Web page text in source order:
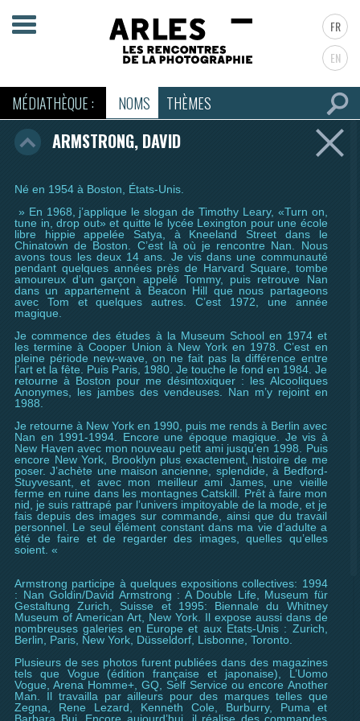
FR
EN
MÉDIATHÈQUE : NOMS THÈMES
ARMSTRONG, DAVID
Né en 1954 à Boston, États-Unis.
» En 1968, j’applique le slogan de Timothy Leary, «Turn on,
tune in, drop out» et quitte le lycée Lexington pour une école
libre hippie appelée Satya, à Kneeland Street dans le
Chinatown de Boston. C’est là où je rencontre Nan. Nous
avons tous les deux 14 ans. Je vis dans une communauté
pendant quelques années près de Harvard Square, tombe
amoureux d’un garçon appelé Tommy, puis retrouve Nan
dans un appartement à Beacon Hill que nous partageons
avec Tom et quelques autres. C’est 1972, une année
magique.
Je commence des études à la Museum School en 1974 et
les termine à Cooper Union à New York en 1978. C’est en
pleine période new-wave, on ne fait pas la différence entre
l’art et la fête. Puis Paris, 1980. Je touche le fond en 1984. Je
retourne à Boston pour me désintoxiquer : les Alcooliques
Anonymes, les jambes des vendeuses. Nan m’y rejoint en
1988.
Je retourne à New York en 1990, puis me rends à Berlin avec
Nan en 1991-1994. Encore une époque magique. Je vis à
New Haven avec mon nouveau petit ami jusqu’en 1998. Puis
encore New York, Brooklyn plus exactement, histoire de me
poser. J’achète une maison ancienne, splendide, à Bedford-
Stuyvesant, et avec mon meilleur ami James, une vieille
ferme en ruine dans les montagnes Catskill. Prêt à faire mon
nid, je suis rattrapé par l’univers impitoyable de la mode, et je
fais depuis des images sur commande, ainsi que du travail
personnel. Le seul élément constant dans ma vie d’adulte a
été de faire et de regarder des images, quelles qu’elles
soient. «
Armstrong participe à quelques expositions collectives: 1994
: Nan Goldin/David Armstrong : A Double Life, Museum für
Gestaltung Zurich, Suisse et 1995: Biennale du Whitney
Museum of American Art, New York. Il expose aussi dans de
nombreuses galeries en Europe et aux Etats-Unis : Zurich,
Berlin, Paris, New York, Düsseldorf, Lisbonne, Toronto.
Plusieurs de ses photos furent publiées dans des magazines
tels que Vogue (édition française et japonaise), L’Uomo
Vogue, Arena Homme+, GQ, Self Service ou encore Another
Man. Il travailla par ailleurs pour des marques telles que
Zegna, Rene Lezard, Kenneth Cole, Burburry, Puma et